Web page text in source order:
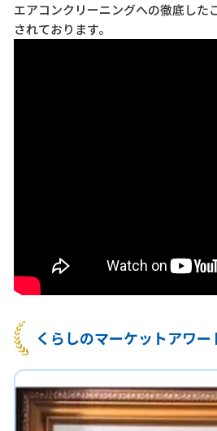
エアコンクリーニングへの徹底した
されております。
くらしのマーケットアワ